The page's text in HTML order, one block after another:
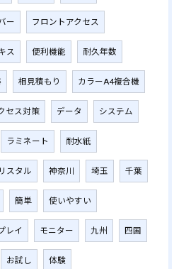
ー フロントアクセス
ス 便利機能 耐久年数
相見積もり カラーA4複合機
セス対策 データ システム
ラミネート 耐水紙
スタル 神奈川 埼玉 千葉
簡単 使いやすい
レイ モニター 九州 四国
お試し 体験